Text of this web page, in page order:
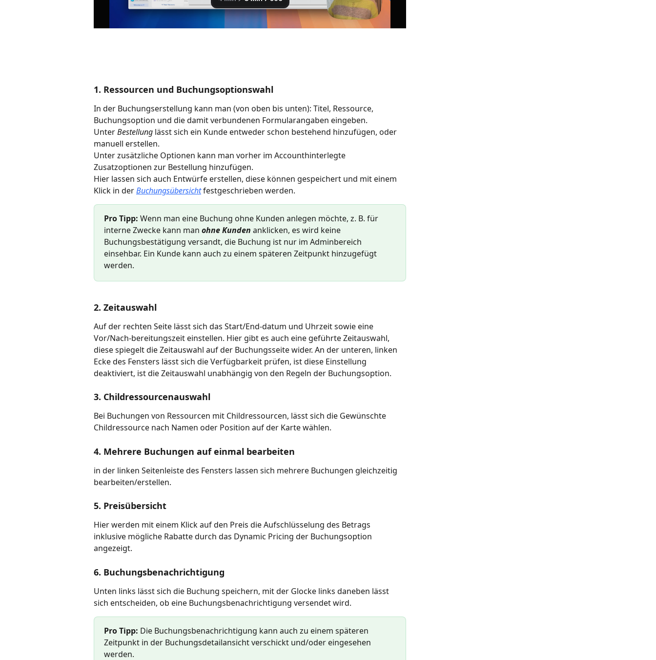
1. Ressourcen und Buchungsoptionswahl
In der Buchungserstellung kann man (von oben bis unten): Titel, Ressource,
Buchungsoption und die damit verbundenen Formularangaben eingeben.
Unter Bestellung lässt sich ein Kunde entweder schon bestehend hinzufügen, oder
manuell erstellen.
Unter zusätzliche Optionen kann man vorher im Accounthinterlegte
Zusatzoptionen zur Bestellung hinzufügen.
Hier lassen sich auch Entwürfe erstellen, diese können gespeichert und mit einem
Klick in der Buchungsübersicht festgeschrieben werden.
Pro Tipp: Wenn man eine Buchung ohne Kunden anlegen möchte, z. B. für
interne Zwecke kann man ohne Kunden anklicken, es wird keine
Buchungsbestätigung versandt, die Buchung ist nur im Adminbereich
einsehbar. Ein Kunde kann auch zu einem späteren Zeitpunkt hinzugefügt
werden.
2. Zeitauswahl
Auf der rechten Seite lässt sich das Start/End-datum und Uhrzeit sowie eine
Vor/Nach-bereitungszeit einstellen. Hier gibt es auch eine geführte Zeitauswahl,
diese spiegelt die Zeitauswahl auf der Buchungsseite wider. An der unteren, linken
Ecke des Fensters lässt sich die Verfügbarkeit prüfen, ist diese Einstellung
deaktiviert, ist die Zeitauswahl unabhängig von den Regeln der Buchungsoption.
3. Childressourcenauswahl
Bei Buchungen von Ressourcen mit Childressourcen, lässt sich die Gewünschte
Childressource nach Namen oder Position auf der Karte wählen.
4. Mehrere Buchungen auf einmal bearbeiten
in der linken Seitenleiste des Fensters lassen sich mehrere Buchungen gleichzeitig
bearbeiten/erstellen.
5. Preisübersicht
Hier werden mit einem Klick auf den Preis die Aufschlüsselung des Betrags
inklusive mögliche Rabatte durch das Dynamic Pricing der Buchungsoption
angezeigt.
6. Buchungsbenachrichtigung
Unten links lässt sich die Buchung speichern, mit der Glocke links daneben lässt
sich entscheiden, ob eine Buchungsbenachrichtigung versendet wird.
Pro Tipp: Die Buchungsbenachrichtigung kann auch zu einem späteren
Zeitpunkt in der Buchungsdetailansicht verschickt und/oder eingesehen
werden.